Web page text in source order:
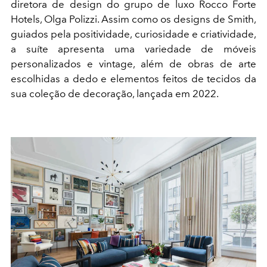
diretora de design do grupo de luxo Rocco Forte
Hotels, Olga Polizzi. Assim como os designs de Smith,
guiados pela positividade, curiosidade e criatividade,
a suíte apresenta uma variedade de móveis
personalizados e vintage, além de obras de arte
escolhidas a dedo e elementos feitos de tecidos da
sua coleção de decoração, lançada em 2022.